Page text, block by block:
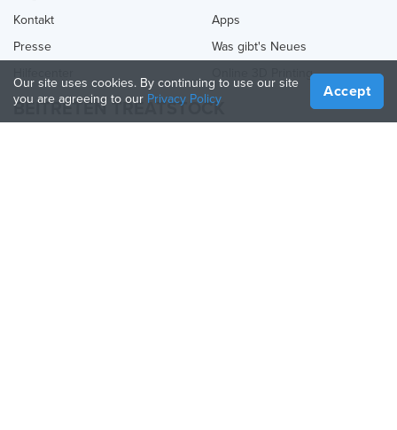
Kontakt
Presse
Apps
Was gibt's Neues
Online 3D Printing
BEITRETEN TREATSTOCK
Our site uses cookies. By continuing to use our site
you are agreeing to our Privacy Policy Accept